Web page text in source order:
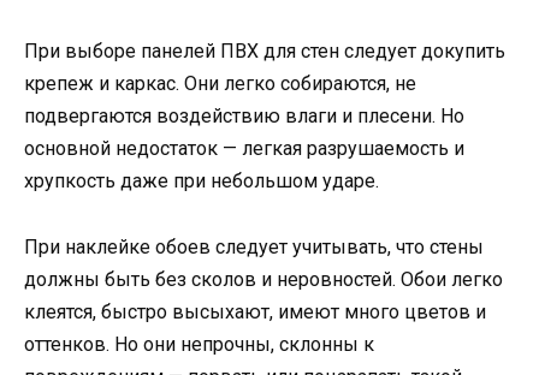
При выборе панелей ПВХ для стен следует докупить
крепеж и каркас. Они легко собираются, не
подвергаются воздействию влаги и плесени. Но
основной недостаток — легкая разрушаемость и
хрупкость даже при небольшом ударе.
При наклейке обоев следует учитывать, что стены
должны быть без сколов и неровностей. Обои легко
клеятся, быстро высыхают, имеют много цветов и
оттенков. Но они непрочны, склонны к